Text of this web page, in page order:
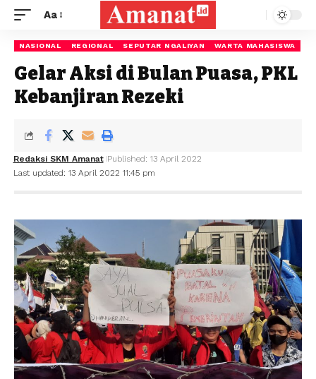
Aa
NASIONAL REGIONAL SEPUTAR NGALIYAN WARTA MAHASISWA
Gelar Aksi di Bulan Puasa, PKL
Kebanjiran Rezeki
Last updated: 13 April 2022 11:45 pm
Redaksi SKM Amanat Published: 13 April 2022